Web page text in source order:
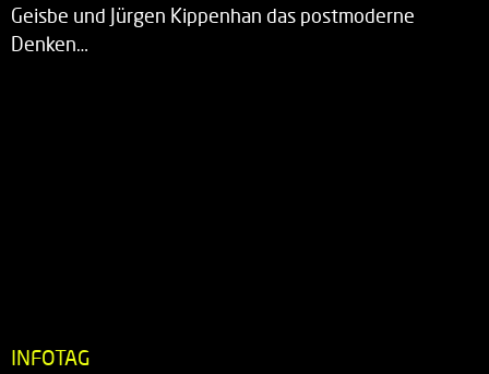
Geisbe und Jürgen Kippenhan das postmoderne
Denken…
INFOTAG